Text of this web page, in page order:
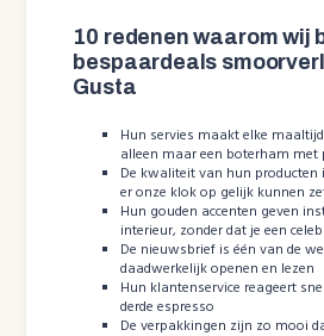
10 redenen waarom wij
bespaardeals
Gusta
Hun servies maakt elke
alleen maar een boterham
De kwaliteit van hun
er onze klok op gelijk kunnen
Hun gouden accenten geven
interieur, zonder dat je een
De nieuwsbrief is één van de
daadwerkelijk openen en lezen
Hun klantenservice reageert
derde espresso
De verpakkingen zijn zo mooi